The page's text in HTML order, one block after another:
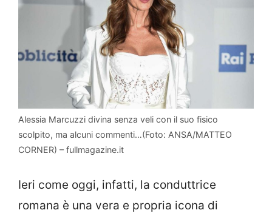
Alessia Marcuzzi divina senza veli con il suo fisico
scolpito, ma alcuni commenti…(Foto: ANSA/MATTEO
CORNER) – fullmagazine.it
Ieri come oggi, infatti, la conduttrice
romana è una vera e propria icona di